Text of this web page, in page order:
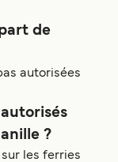
de
autorisées
?
les ferries